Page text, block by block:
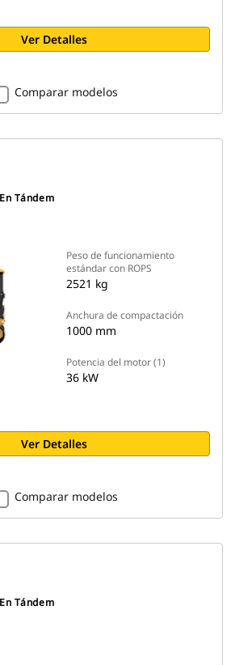
Ver Detalles
Comparar modelos
Tándem
Peso de funcionamiento
estándar con ROPS
2521 kg
Anchura de compactación
1000 mm
Potencia del motor (1)
36 kW
Ver Detalles
Comparar modelos
Tándem